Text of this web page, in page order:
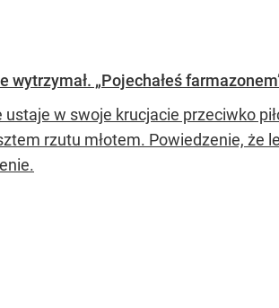
wytrzymał. „Pojechałeś
ustaje w swoje krucjacie przeciwko
rzutu młotem. Powiedzenie, że